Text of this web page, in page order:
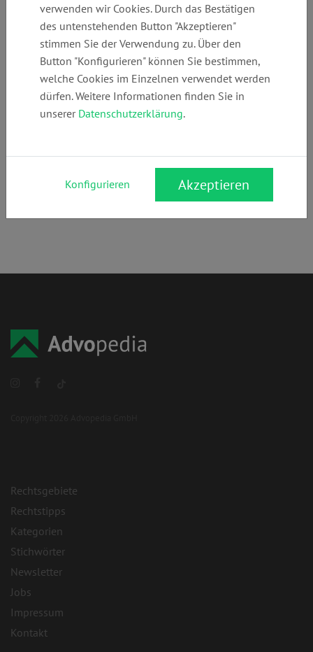
Telefon:
+49 (0)
23491588877
E-Mail:
team@kanzlei-
hr.de
Webseite:
www.kanzlei-
hr.de
Rechtsgebiete:
Rechtsgebiete
Rechtstipps
Kategorien
Stichwörter
Newsletter
Jobs
Impressum
Kontakt
verwenden wir Cookies. Durch das Bestätigen
des untenstehenden Button "Akzeptieren"
stimmen Sie der Verwendung zu. Über den
Button "Konfigurieren" können Sie bestimmen,
welche Cookies im Einzelnen verwendet werden
dürfen. Weitere Informationen finden Sie in
unserer Datenschutzerklärung.
Konfigurieren Akzeptieren